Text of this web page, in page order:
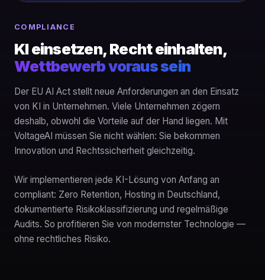
COMPLIANCE
KI einsetzen, Recht einhalten,
Wettbewerb voraus sein
Der EU AI Act stellt neue Anforderungen an den Einsatz
von KI in Unternehmen. Viele Unternehmen zögern
deshalb, obwohl die Vorteile auf der Hand liegen. Mit
VoltageAI müssen Sie nicht wählen: Sie bekommen
Innovation und Rechtssicherheit gleichzeitig.
Wir implementieren jede KI-Lösung von Anfang an
compliant: Zero Retention, Hosting in Deutschland,
dokumentierte Risikoklassifizierung und regelmäßige
Audits. So profitieren Sie von modernster Technologie —
ohne rechtliches Risiko.